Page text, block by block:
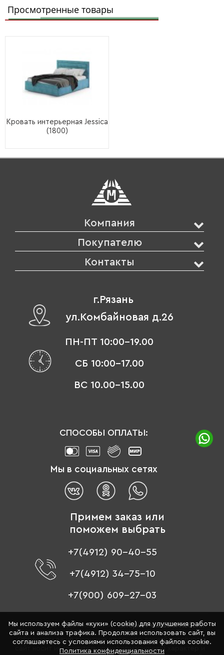
Просмотренные товары
Кровать интерьерная Jessica
(1800)
Компания
Покупателю
Контакты
г.Рязань
ул.Комбайновая д.26
ПН-ПТ 10:00-19.00
СБ 10:00-17.00
ВС 10.00-15.00
СПОСОБЫ ОПЛАТЫ:
Мы в социальных сетях
Примем заказ или
поможем выбрать
+7(4912) 90-40-55
+7(4912) 34-75-10
+7(900) 609-27-03
© 1996 - 2026 «Цвет мебели» –интернет-магазин мебели
Обращаем ваше внимание на то, что данный интернет-
сайт носит исключительно информационный характер и
Мы используем файлы «куки» (cookie) для улучшения работы
сайта и анализа трафика. Продолжая использовать сайт, вы
соглашаетесь с условиями использования файлов cookie.
Политика конфиденциальности